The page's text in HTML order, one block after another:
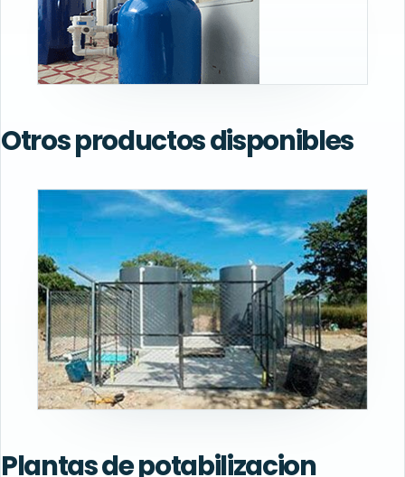
Otros productos disponibles
Plantas de potabilizacion